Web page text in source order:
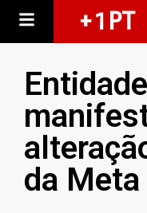
+ 1 PT
da Meta